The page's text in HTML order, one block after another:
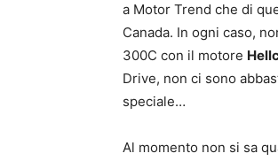
a Motor Trend che di
Canada. In ogni caso,
300C con il motore
Drive, non ci sono
speciale…
Al momento non si sa